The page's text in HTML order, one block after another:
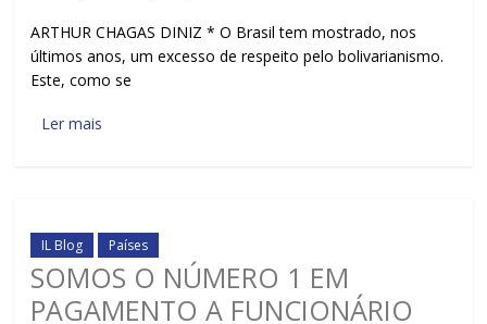
ARTHUR CHAGAS DINIZ * O Brasil tem mostrado, nos
últimos anos, um excesso de respeito pelo bolivarianismo.
Este, como se
Ler mais
IL Blog Países
SOMOS O NÚMERO 1 EM
PAGAMENTO A FUNCIONÁRIO